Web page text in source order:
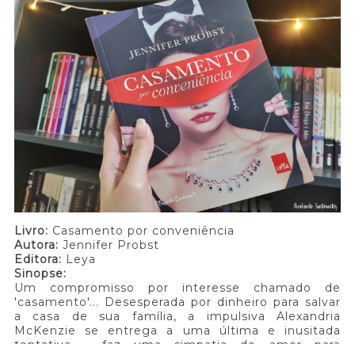
Livro: Casamento por conveniência
Autora: Jennifer Probst
Editora: Leya
Sinopse:
Um compromisso por interesse chamado de
'casamento'... Desesperada por dinheiro para salvar
a casa de sua família, a impulsiva Alexandria
McKenzie se entrega a uma última e inusitada